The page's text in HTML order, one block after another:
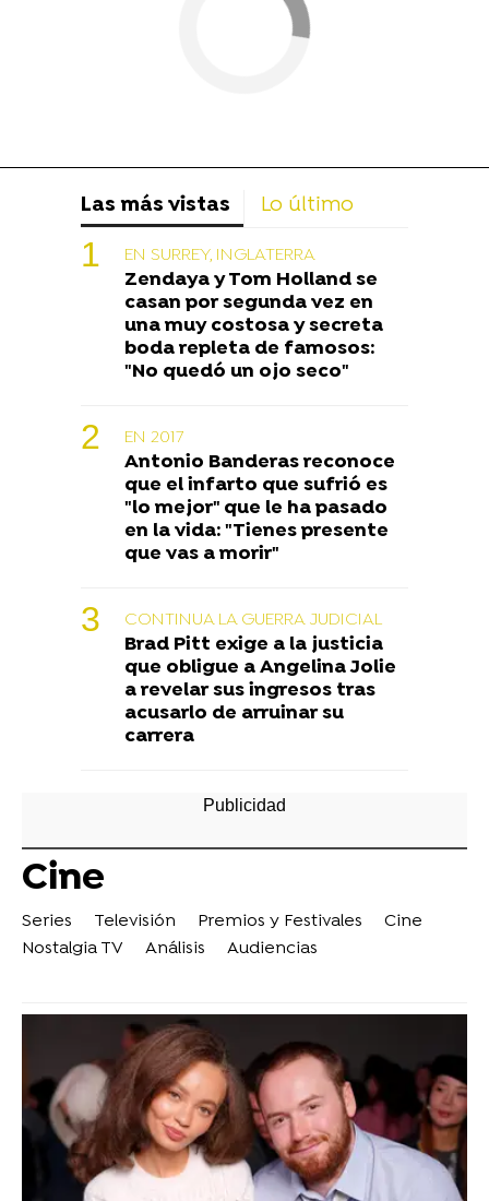
Las más vistas Lo último
EN SURREY, INGLATERRA
Zendaya y Tom Holland se
casan por segunda vez en
una muy costosa y secreta
boda repleta de famosos:
"No quedó un ojo seco"
EN 2017
Antonio Banderas reconoce
que el infarto que sufrió es
"lo mejor" que le ha pasado
en la vida: "Tienes presente
que vas a morir"
CONTINUA LA GUERRA JUDICIAL
Brad Pitt exige a la justicia
que obligue a Angelina Jolie
a revelar sus ingresos tras
acusarlo de arruinar su
carrera
Cine
Series Televisión Premios y Festivales
Cine
Nostalgia TV
Análisis Audiencias